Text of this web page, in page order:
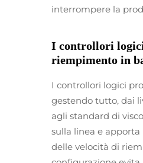
interrompere la
I controllori
riempimento in
I controllori logici
gestendo tutto, dai
agli standard di
sulla linea e
delle velocità di